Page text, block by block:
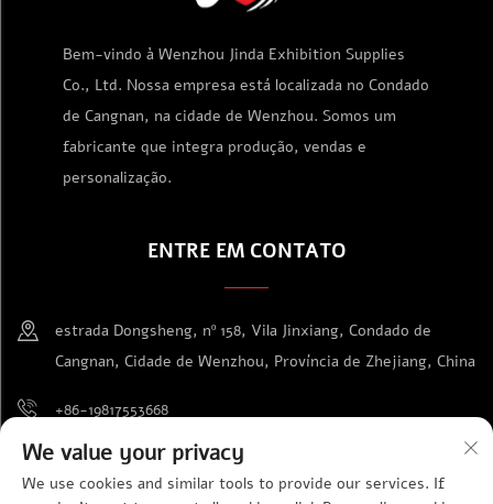
Bem-vindo à Wenzhou Jinda Exhibition Supplies
Co., Ltd. Nossa empresa está localizada no Condado
de Cangnan, na cidade de Wenzhou. Somos um
fabricante que integra produção, vendas e
personalização.
ENTRE EM CONTATO
estrada Dongsheng, nº 158, Vila Jinxiang, Condado de
Cangnan, Cidade de Wenzhou, Província de Zhejiang, China
+86-19817553668
[email protected]
We value your privacy
We use cookies and similar tools to provide our services. If